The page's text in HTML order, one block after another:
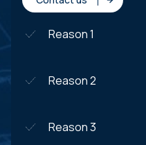
Reason 1
Reason 2
Reason 3